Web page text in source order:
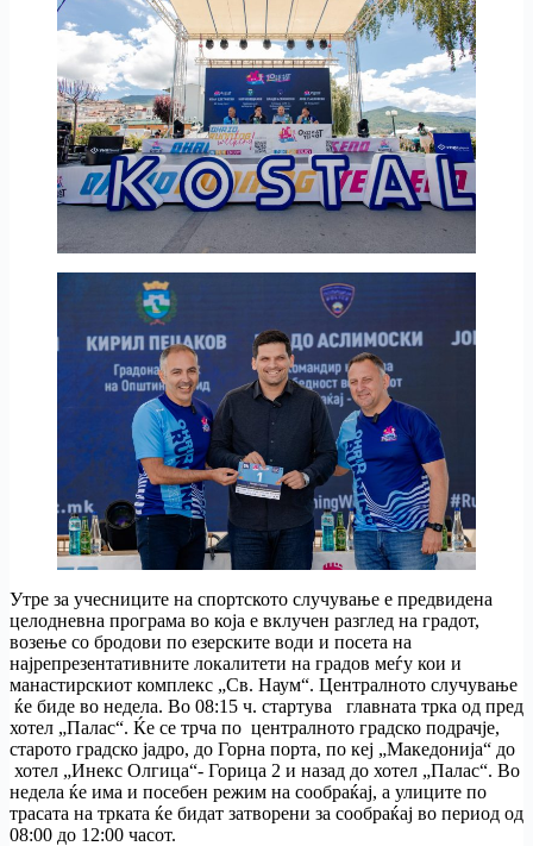
Утре за учесниците на спортското случување е предвидена
целодневна програма во која е вклучен разглед на градот,
возење со бродови по езерските води и посета на
најрепрезентативните локалитети на градов меѓу кои и
манастирскиот комплекс „Св. Наум“. Централното случување
ќе биде во недела. Во 08:15 ч. стартува главната трка од пред
хотел „Палас“. Ќе се трча по централното градско подрачје,
старото градско јадро, до Горна порта, по кеј „Македонија“ до
хотел „Инекс Олгица“- Горица 2 и назад до хотел „Палас“. Во
недела ќе има и посебен режим на сообраќај, а улиците по
трасата на трката ќе бидат затворени за сообраќај во период од
08:00 до 12:00 часот.